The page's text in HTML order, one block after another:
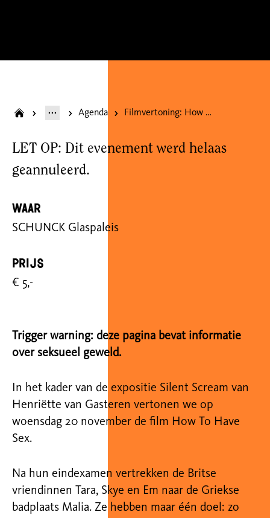
Agenda Filmvertoning: How To Have Sex *GEANNULEERD*
LET OP: Dit evenement werd helaas
geannuleerd.
Waar
SCHUNCK Glaspaleis
Prijs
€ 5,-
Trigger warning: deze pagina bevat informatie
over seksueel geweld.
In het kader van de expositie Silent Scream van
Henriëtte van Gasteren vertonen we op
woensdag 20 november de film How To Have
Sex.
Na hun eindexamen vertrekken de Britse
vriendinnen Tara, Skye en Em naar de Griekse
badplaats Malia. Ze hebben maar één doel: zo